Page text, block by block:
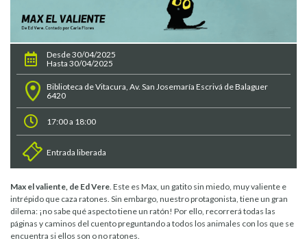
Desde 30/04/2025
Hasta 30/04/2025
Biblioteca de Vitacura, Av. San Josemaría Escrivá de Balaguer
6420
17:00 a 18:00
Entrada liberada
Max el valiente, de Ed Vere. Este es Max, un gatito sin miedo, muy valiente e
intrépido que caza ratones. Sin embargo, nuestro protagonista, tiene un gran
dilema: ¡no sabe qué aspecto tiene un ratón! Por ello, recorrerá todas las
páginas y caminos del cuento preguntando a todos los animales con los que se
encuentra si ellos son o no ratones.